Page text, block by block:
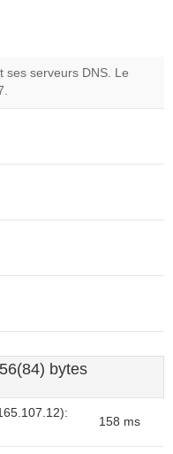
ses serveurs DNS. Le
bytes
158 ms